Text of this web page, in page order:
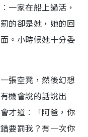
一家在船上過活，
的卻是她，她的回
。小時候她十分委
張空凳，然後幻想
機會說的話說出
才道︰「阿爸，你
要罰我？有一次你